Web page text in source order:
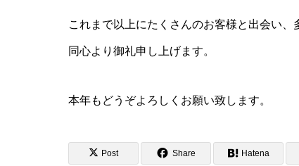
これまで以上にたくさんのお客様と出会い
同心より御礼申し上げます。
本年もどうぞよろしくお願い致します。
Post Share Hatena